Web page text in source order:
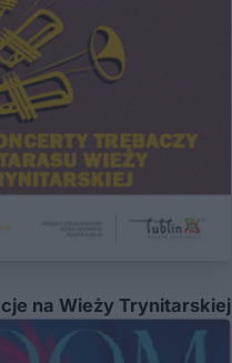
na Wieży Trynitarskiej